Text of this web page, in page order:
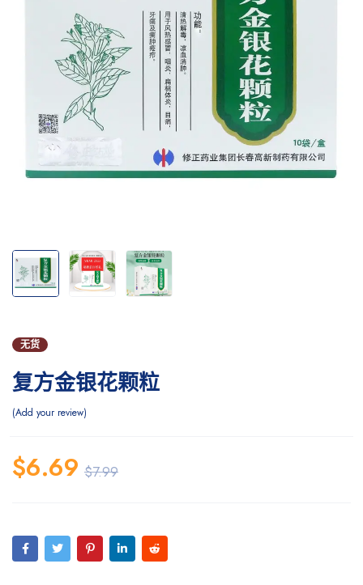
无货
复方金银花颗粒
Add your review
$7.99
$6.69